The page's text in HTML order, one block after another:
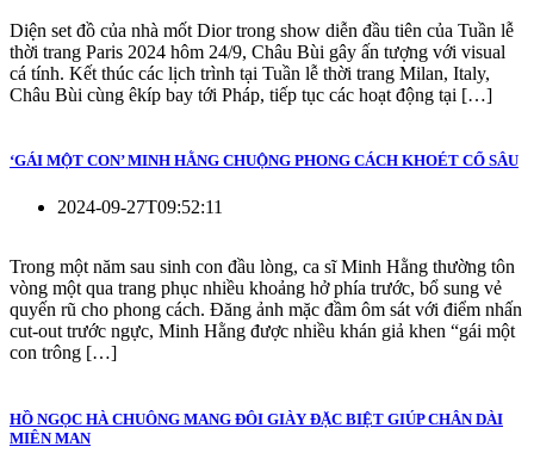
Diện set đồ của nhà mốt Dior trong show diễn đầu tiên của Tuần lễ
thời trang Paris 2024 hôm 24/9, Châu Bùi gây ấn tượng với visual
cá tính. Kết thúc các lịch trình tại Tuần lễ thời trang Milan, Italy,
Châu Bùi cùng êkíp bay tới Pháp, tiếp tục các hoạt động tại […]
‘GÁI MỘT CON’ MINH HẰNG CHUỘNG PHONG CÁCH KHOÉT CỔ SÂU
2024-09-27T09:52:11
Trong một năm sau sinh con đầu lòng, ca sĩ Minh Hằng thường tôn
vòng một qua trang phục nhiều khoảng hở phía trước, bổ sung vẻ
quyến rũ cho phong cách. Đăng ảnh mặc đầm ôm sát với điểm nhấn
cut-out trước ngực, Minh Hằng được nhiều khán giả khen “gái một
con trông […]
HỒ NGỌC HÀ CHUÔNG MANG ĐÔI GIÀY ĐẶC BIỆT GIÚP CHÂN DÀI
MIÊN MAN